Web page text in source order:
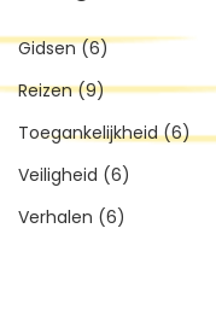
Gidsen(6)
Reizen(9)
Toegankelijkheid(6)
Veiligheid (6)
Verhalen (6)